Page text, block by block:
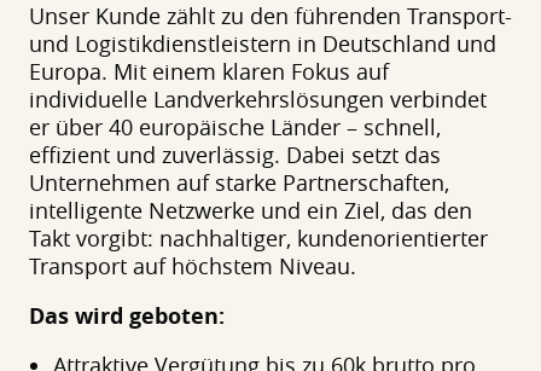
Unser Kunde zählt zu den führenden Transport-
und Logistikdienstleistern in Deutschland und
Europa. Mit einem klaren Fokus auf
individuelle Landverkehrslösungen verbindet
er über 40 europäische Länder – schnell,
effizient und zuverlässig. Dabei setzt das
Unternehmen auf starke Partnerschaften,
intelligente Netzwerke und ein Ziel, das den
Takt vorgibt: nachhaltiger, kundenorientierter
Transport auf höchstem Niveau.
Das wird geboten:
Attraktive Vergütung bis zu 60k brutto pro